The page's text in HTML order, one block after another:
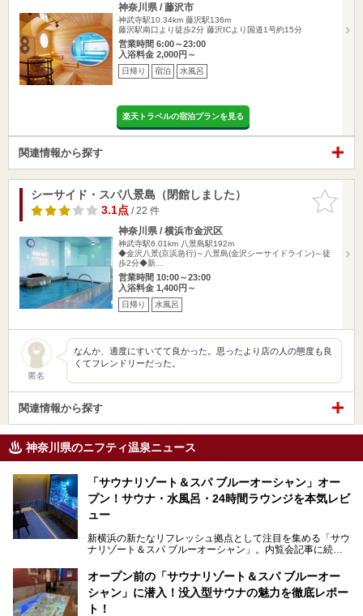
神奈川県 / 藤沢市
神武寺駅10.34km 藤沢駅136m
藤沢駅南口より徒歩2分 藤沢ICより国道1号約15分
営業時間 6:00～23:00
入浴料金 2,000円～
日帰り 宿泊 水風呂
楽天トラベルの宿泊プランを見る
関連情報から探す
お気に入
りに追加
シーサイド・スパ八景島（閉館しました）
3.1点/ 22 件
神奈川県 / 横浜市金沢区
神武寺駅6.01km 八景島駅192m
◆金沢八景(京浜急行)～八景島(金沢シーサイドライン)～徒
歩2分◆新…
営業時間 10:00～23:00
入浴料金 1,400円～
日帰り 水風呂
匿名
なんか、適度にすいてて良かった。思ったより店の人の態度も良
くてフレンドリーだった。
関連情報から探す
神奈川県のニフティ温泉ニュース
「サウナリゾート＆スパ ブルーオーシャン」オー
プン！サウナ・水風呂・24時間ラウンジを本気レビ
ュー
新横浜の新たなリフレッシュ拠点として注目を集める「サウ
ナリゾート＆スパ ブルーオーシャン」。内覧会記事に続
す。サウナや水風呂の気持ちよさはもちろん、リラックスス
ペースの過ごしやすさまで徹底チェック。新横浜エリアで日
常の疲れをリセットしたい人、ライブやスポーツ観戦遠征組
は必見です。
オープン前の「サウナリゾート＆スパ ブルーオー
シャン」に潜入！没入型サウナの魅力を徹底レポー
ト！